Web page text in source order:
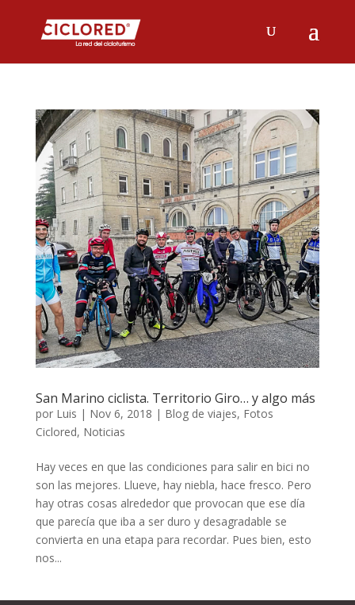
San Marino ciclista. Territorio Giro… y algo más
por Luis | Nov 6, 2018 | Blog de viajes, Fotos
Ciclored, Noticias
Hay veces en que las condiciones para salir en bici no
son las mejores. Llueve, hay niebla, hace fresco. Pero
hay otras cosas alrededor que provocan que ese día
que parecía que iba a ser duro y desagradable se
convierta en una etapa para recordar. Pues bien, esto
nos...